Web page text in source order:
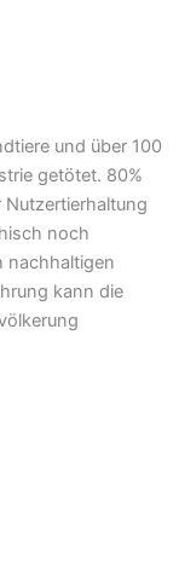
und über 100
getötet. 80%
noch
nachhaltigen
kann die